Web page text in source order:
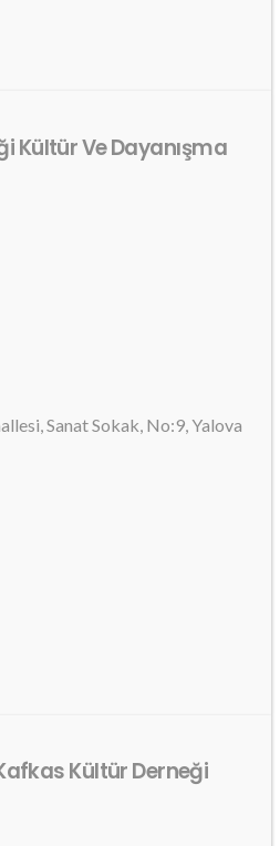
Kültür Ve Dayanışma
Sanat Sokak, No:9, Yalova
Kültür Derneği